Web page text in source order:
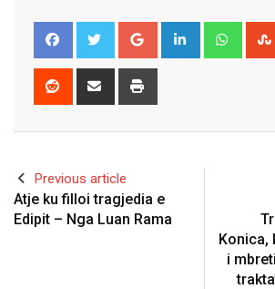
Google+ LinkedIn
Reddit
Share
Previous article
Atje ku filloi tragjedia e
Edipit – Nga Luan Rama
Konica,
i